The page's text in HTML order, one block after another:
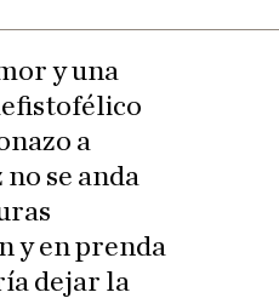
y una
a
se anda
y en prenda
dejar la